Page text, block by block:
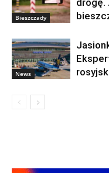
Bieszczady
drogę.
News